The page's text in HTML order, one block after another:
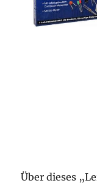
Über dieses